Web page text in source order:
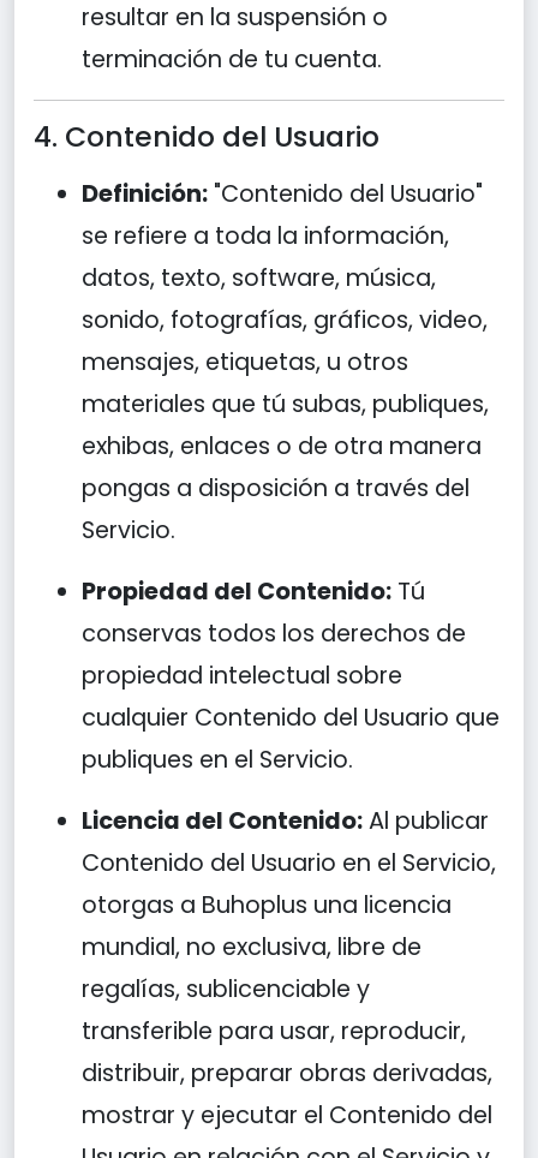
resultar en la suspensión o
terminación de tu cuenta.
4. Contenido del Usuario
Definición: "Contenido del Usuario"
se refiere a toda la información,
datos, texto, software, música,
sonido, fotografías, gráficos, video,
mensajes, etiquetas, u otros
materiales que tú subas, publiques,
exhibas, enlaces o de otra manera
pongas a disposición a través del
Servicio.
Propiedad del Contenido: Tú
conservas todos los derechos de
propiedad intelectual sobre
cualquier Contenido del Usuario que
publiques en el Servicio.
Licencia del Contenido:Al publicar
Contenido del Usuario en el Servicio,
otorgas a Buhoplus una licencia
mundial, no exclusiva, libre de
regalías, sublicenciable y
transferible para usar, reproducir,
distribuir, preparar obras derivadas,
mostrar y ejecutar el Contenido del